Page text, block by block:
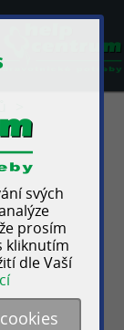
svých
prosím
kliknutím
dle Vaší